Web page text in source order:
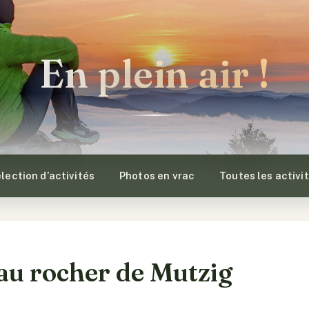
En plein air !
d’activités Photos en vrac Toutes les
rocher de Mutzig